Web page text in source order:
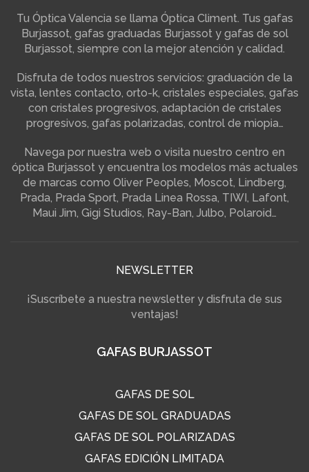
Tu Óptica Valencia se llama Óptica Climent. Tus gafas
Burjassot, gafas graduadas Burjassot y gafas de sol
Burjassot, siempre con la mejor atención y calidad.
Disfruta de todos nuestros servicios: graduación de la
vista, lentes contacto, orto-k, cristales especiales, gafas
con cristales progresivos, adaptación de cristales
progresivos, gafas polarizadas, control de miopia…
Navega por nuestra web o visita nuestro centro en
óptica Burjassot y encuentra los modelos más actuales
de marcas como Oliver Peoples, Moscot, Lindberg,
Prada, Prada Sport, Prada Linea Rossa, TIWI, Lafont,
Maui Jim, Gigi Studios, Ray-Ban, Julbo, Polaroid…
NEWSLETTER
¡Suscríbete a nuestra newsletter y disfruta de sus
ventajas!
GAFAS BURJASSOT
GAFAS DE SOL
GAFAS DE SOL GRADUADAS
GAFAS DE SOL POLARIZADAS
GAFAS EDICIÓN LIMITADA